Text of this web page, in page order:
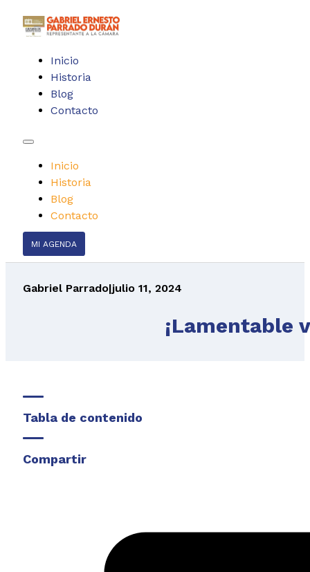
Inicio
Historia
Blog
Contacto
Inicio
Historia
Blog
Contacto
MI AGENDA
Gabriel Parrado|julio 11, 2024
¡Lamentable
Tabla de contenido
Compartir